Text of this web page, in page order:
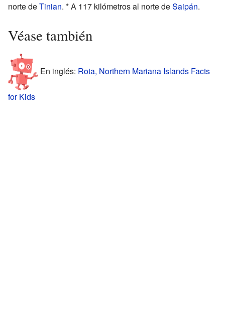
norte deTinian. * A 117 kilómetros al norte deSaipán.
Véase también
En inglés: Rota, Northern Mariana Islands Facts
for Kids